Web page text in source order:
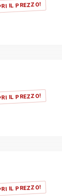
IL PREZZO!
IL PREZZO!
IL PREZZO!